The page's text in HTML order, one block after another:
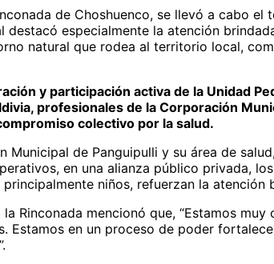
de Choshuenco, se llevó a cabo
especialmente la atención
natural que rodea al territorio local,
y participación activa de la Unidad
profesionales de la Corporación
colectivo por la salud.
Municipal de Panguipulli y su área de
en una alianza público privada,
niños, refuerzan la atención
Rinconada mencionó que, “Estamos
Estamos en un proceso de poder